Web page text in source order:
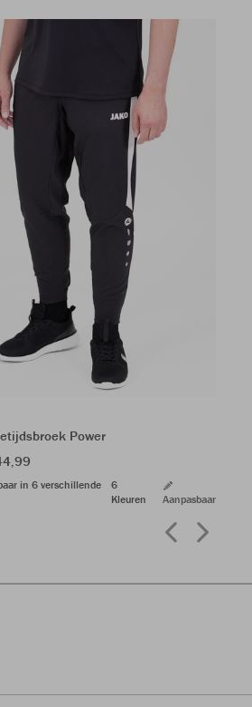
Power
in 6 verschillende
6
Kleuren
Aanpasbaar